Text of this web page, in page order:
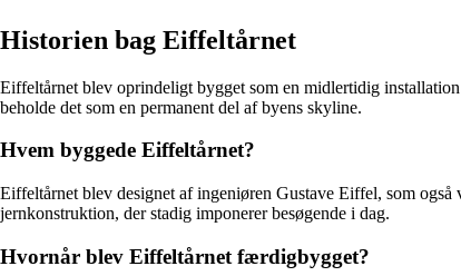
Historien bag Eiffeltårnet
Eiffeltårnet blev oprindeligt bygget som en midlertidig
beholde det som en permanent del af byens skyline.
Hvem byggede Eiffeltårnet?
Eiffeltårnet blev designet af ingeniøren Gustave Eiffel, som
jernkonstruktion, der stadig imponerer besøgende i dag.
Hvornår blev Eiffeltårnet færdigbygget?